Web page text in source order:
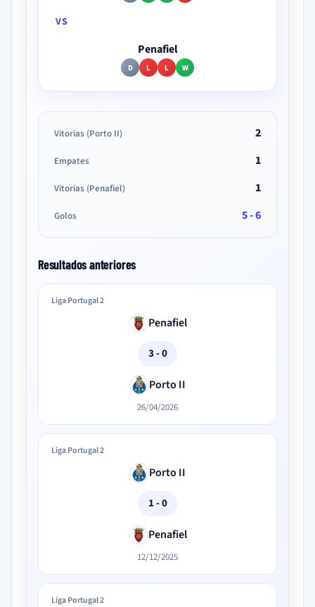
VS
Penafiel
D L L W
Vitorias (Porto II) 2
Empates 1
Vitorias (Penafiel) 1
Golos 5 - 6
Resultados anteriores
Liga Portugal 2
Penafiel
3 - 0
Porto II
26/04/2026
Liga Portugal 2
Porto II
1 - 0
Penafiel
12/12/2025
Liga Portugal 2